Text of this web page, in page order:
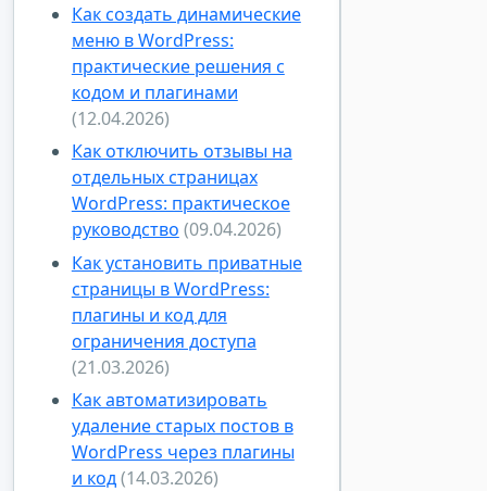
Как создать динамические
меню в WordPress:
практические решения с
кодом и плагинами
(12.04.2026)
Как отключить отзывы на
отдельных страницах
WordPress: практическое
руководство (09.04.2026)
Как установить приватные
страницы в WordPress:
плагины и код для
ограничения доступа
(21.03.2026)
Как автоматизировать
удаление старых постов в
WordPress через плагины
и код(14.03.2026)